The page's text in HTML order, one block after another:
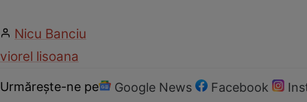
Nicu Banciu
viorel lisoana
Urmărește-ne pe Google News Facebook